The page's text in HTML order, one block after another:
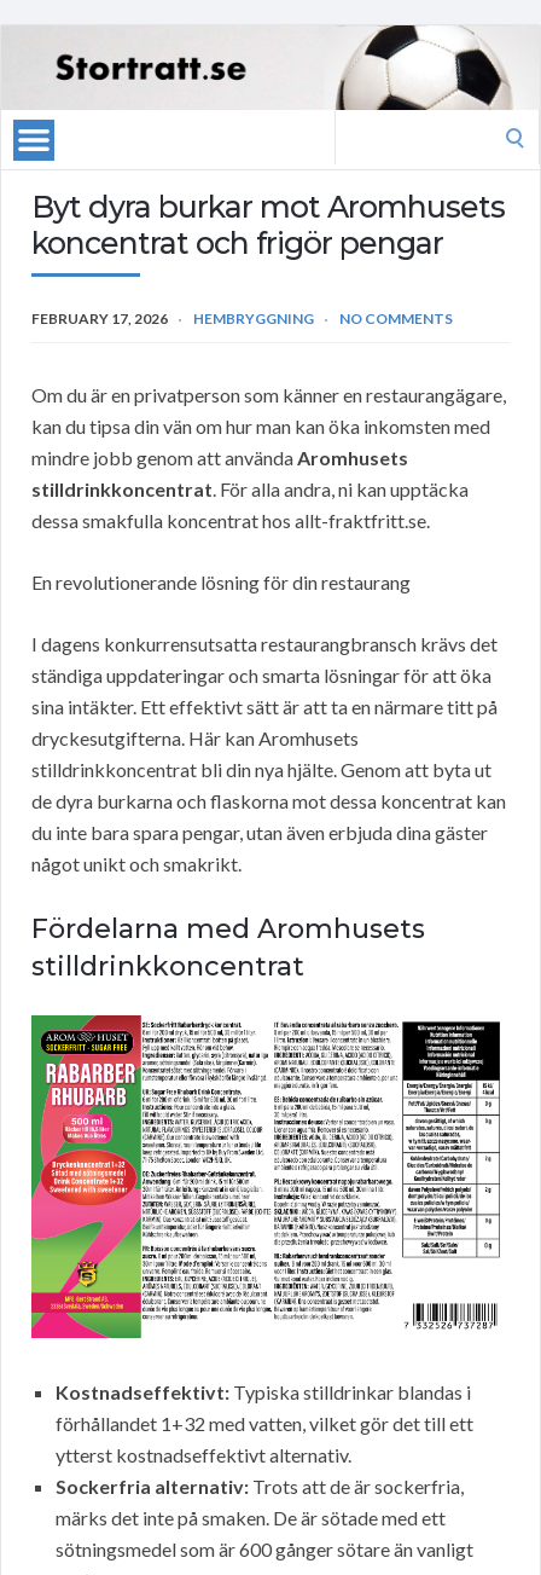
Byt dyra burkar mot Aromhusets
koncentrat och frigör pengar
FEBRUARY 17, 2026 HEMBRYGGNING NO COMMENTS
Om du är en privatperson som känner en restaurangägare,
kan du tipsa din vän om hur man kan öka inkomsten med
mindre jobb genom att användaAromhusets
stilldrinkkoncentrat. För alla andra, ni kan upptäcka
dessa smakfulla koncentrat hos allt-fraktfritt.se.
En revolutionerande lösning för din restaurang
I dagens konkurrensutsatta restaurangbransch krävs det
ständiga uppdateringar och smarta lösningar för att öka
sina intäkter. Ett effektivt sätt är att ta en närmare titt på
dryckesutgifterna. Här kan Aromhusets
stilldrinkkoncentrat bli din nya hjälte. Genom att byta ut
de dyra burkarna och flaskorna mot dessa koncentrat kan
du inte bara spara pengar, utan även erbjuda dina gäster
något unikt och smakrikt.
Fördelarna med Aromhusets
stilldrinkkoncentrat
Kostnadseffektivt: Typiska stilldrinkar blandas i
förhållandet 1+32 med vatten, vilket gör det till ett
ytterst kostnadseffektivt alternativ.
Sockerfria alternativ: Trots att de är sockerfria,
märks det inte på smaken. De är sötade med ett
sötningsmedel som är 600 gånger sötare än vanligt